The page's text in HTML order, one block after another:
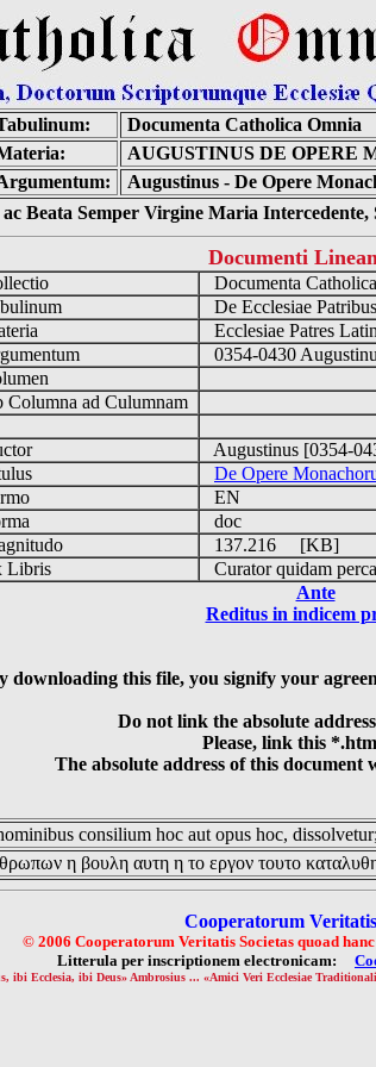
Documenta Catholica Omnia
AUGUSTINUS DE OPERE
Augustinus - De Opere
Beata Semper Virgine Maria
Documenti
Documenta
De Ecclesiae
Ecclesiae Patres
0354-0430
ad Culumnam
Augustinus [0354-
De Opere
EN
doc
137.216 [KB]
Libris
Curator quidam
Ante
Reditus in indicem
downloading this file, you signify your
Do not link the absolute
Please, link this
The absolute address of this document
consilium hoc aut opus hoc,
η βουλη αυτη η το εργον τουτο
Cooperatorum
© 2006 Cooperatorum Veritatis Societas quoad
Litterula per inscriptionem electronicam:
ibi Ecclesia, ibi Deus» Ambrosius ... «Amici Veri Ecclesiae